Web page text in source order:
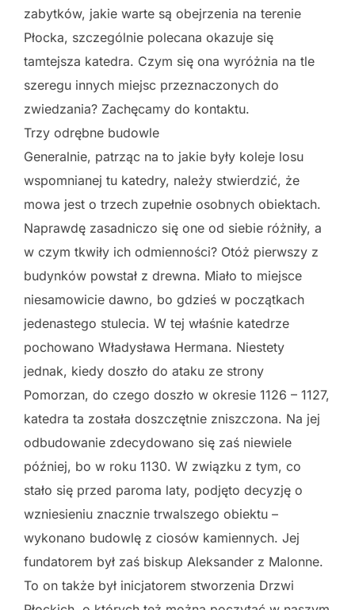
zabytków, jakie warte są obejrzenia na terenie
Płocka, szczególnie polecana okazuje się
tamtejsza katedra. Czym się ona wyróżnia na tle
szeregu innych miejsc przeznaczonych do
zwiedzania? Zachęcamy do kontaktu.
Trzy odrębne budowle
Generalnie, patrząc na to jakie były koleje losu
wspomnianej tu katedry, należy stwierdzić, że
mowa jest o trzech zupełnie osobnych obiektach.
Naprawdę zasadniczo się one od siebie różniły, a
w czym tkwiły ich odmienności? Otóż pierwszy z
budynków powstał z drewna. Miało to miejsce
niesamowicie dawno, bo gdzieś w początkach
jedenastego stulecia. W tej właśnie katedrze
pochowano Władysława Hermana. Niestety
jednak, kiedy doszło do ataku ze strony
Pomorzan, do czego doszło w okresie 1126 – 1127,
katedra ta została doszczętnie zniszczona. Na jej
odbudowanie zdecydowano się zaś niewiele
później, bo w roku 1130. W związku z tym, co
stało się przed paroma laty, podjęto decyzję o
wzniesieniu znacznie trwalszego obiektu –
wykonano budowlę z ciosów kamiennych. Jej
fundatorem był zaś biskup Aleksander z Malonne.
To on także był inicjatorem stworzenia Drzwi